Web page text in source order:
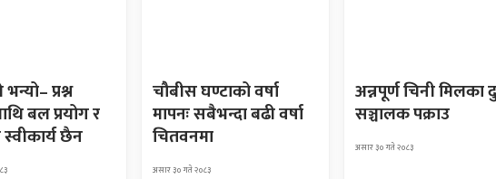
प्रश्न
बल प्रयोग र
स्वीकार्य छैन
चौबीस घण्टाको वर्षा
मापनः सबैभन्दा बढी वर्षा
चितवनमा
असार ३० गते २०८३
अन्नपूर्ण चिनी मिलका
सञ्चालक पक्राउ
असार ३० गते २०८३